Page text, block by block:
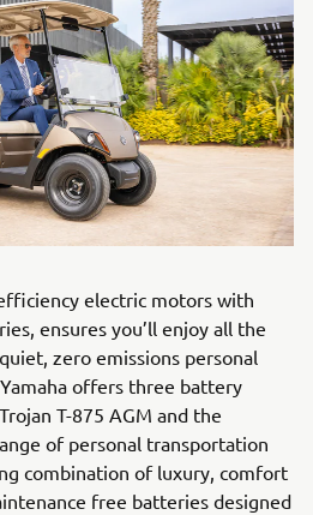
electric motors with
ensures you’ll enjoy all the
zero emissions personal
offers three battery
T-875 AGM and the
of personal transportation
combination of luxury, comfort
free batteries designed